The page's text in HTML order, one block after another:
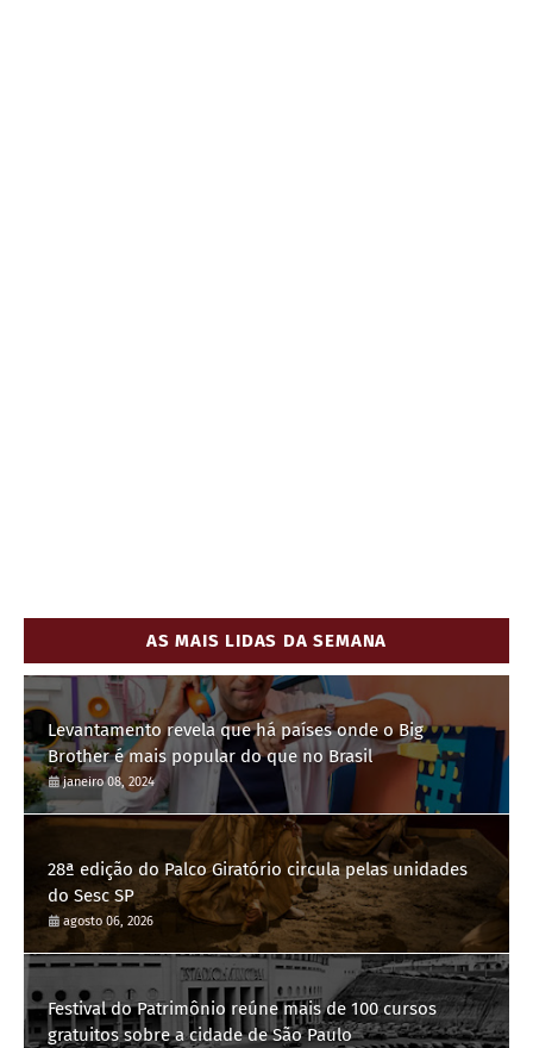
AS MAIS LIDAS DA SEMANA
Levantamento revela que há países onde o Big
Brother é mais popular do que no Brasil
janeiro 08, 2024
28ª edição do Palco Giratório circula pelas unidades
do Sesc SP
agosto 06, 2026
Festival do Patrimônio reúne mais de 100 cursos
gratuitos sobre a cidade de São Paulo